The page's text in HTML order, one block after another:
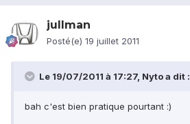
jullman
Posté(e) 19 juillet 2011
Le 19/07/2011 à 17:27, Nyto a dit :
bah c'est bien pratique pourtant :)